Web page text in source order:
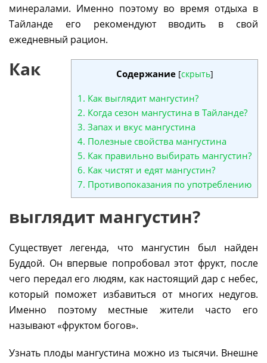
минералами. Именно поэтому во время отдыха в
Тайланде его рекомендуют вводить в свой
ежедневный рацион.
Содержание [скрыть]
1. Как выглядит мангустин?
2. Когда сезон мангустина в Тайланде?
3. Запах и вкус мангустина
4. Полезные свойства мангустина
5. Как правильно выбирать мангустин?
6. Как чистят и едят мангустин?
7. Противопоказания по употреблению
Как
выглядит мангустин?
Существует легенда, что мангустин был найден
Буддой. Он впервые попробовал этот фрукт, после
чего передал его людям, как настоящий дар с небес,
который поможет избавиться от многих недугов.
Именно поэтому местные жители часто его
называют «фруктом богов».
Узнать плоды мангустина можно из тысячи. Внешне